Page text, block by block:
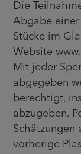
Die
Abgabe einer
Stücke im
Website
Mit jeder
abgegeben
berechtigt,
abzugeben.
Schätzungen
vorherige